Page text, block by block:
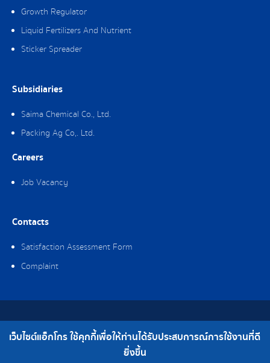
Growth Regulator
Liquid Fertilizers And Nutrient
Sticker Spreader
Subsidiaries
Saima Chemical Co., Ltd.
Packing Ag Co,. Ltd.
Careers
Job Vacancy
Contacts
Satisfaction Assessment Form
Complaint
Copyright © 2019 Ag-gro (Thailand) Co., Ltd. All Rights Reserved.
Telephone : 0-2308-2102 | Fax : 0-2308-2487
เว็บไซต์แอ็กโกร ใช้คุกกี้เพื่อให้ท่านได้รับประสบการณ์การใช้งานที่ดี
ยิ่งขึ้น